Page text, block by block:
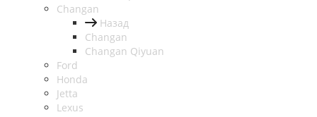
Changan
Назад
Changan
Changan Qiyuan
Ford
Honda
Jetta
Lexus